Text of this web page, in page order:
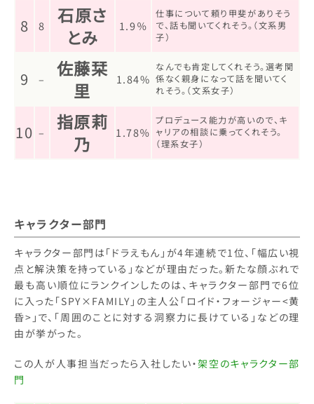
8 8
石原さ
とみ
1.9％
仕事について頼り甲斐がありそう
で、話も聞いてくれそう。（文系男
子）
9 –
佐藤栞
里
1.84%
なんでも肯定してくれそう。選考関
係なく親身になって話を聞いてく
れそう。（文系女子）
10 –
指原莉
乃
1.78％
プロデュース能力が高いので、キ
ャリアの相談に乗ってくれそう。
（理系女子）
キャラクター部門
キャラクター部門は「ドラえもん」が4年連続で1位、「幅広い視
点と解決策を持っている」などが理由だった。新たな顔ぶれで
最も高い順位にランクインしたのは、キャラクター部門で6位
に入った「SPY×FAMILY」の主人公「ロイド・フォージャー<黄
昏>」で、「周囲のことに対する洞察力に長けている」などの理
由が挙がった。
この人が人事担当だったら入社したい・架空のキャラクター部
門